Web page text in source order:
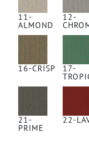
11-
ALMOND
12-
16-CRISP 17-
21-
PRIME
22-